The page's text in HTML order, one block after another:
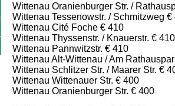
Wittenau Oranienburger Str. /
Wittenau Tessenowstr. / Schmitzweg €
Wittenau Cité Foche € 410
Wittenau Thyssenstr. / Knauerstr. € 410
Wittenau Pannwitzstr. € 410
Wittenau Alt-Wittenau / Am
Wittenau Schlitzer Str. / Maarer Str. €
Wittenau Wittenauer Str. € 400
Wittenau Oranienburger Str. € 400